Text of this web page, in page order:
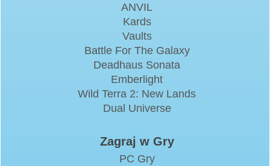
ANVIL
Kards
Vaults
Battle For The Galaxy
Deadhaus Sonata
Emberlight
Wild Terra 2: New Lands
Dual Universe
Zagraj w Gry
PC Gry